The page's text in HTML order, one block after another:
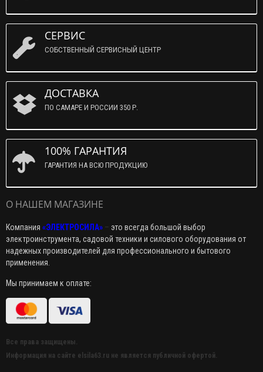
СЕРВИС
СОБСТВЕННЫЙ СЕРВИСНЫЙ ЦЕНТР
ДОСТАВКА
ПО САМАРЕ И РОССИИ 350 Р.
100% ГАРАНТИЯ
ГАРАНТИЯ НА ВСЮ ПРОДУКЦИЮ
О НАШЕМ МАГАЗИНЕ
Компания «ЭЛЕКТРОСИЛА» – это всегда большой выбор
электроинструмента, садовой техники и силового оборудования от
надежных производителей для профессионального и бытового
применения.
Мы принимаем к оплате:
Все права защищены.
Информация на сайте elsila63.ru не является публичной офертой.